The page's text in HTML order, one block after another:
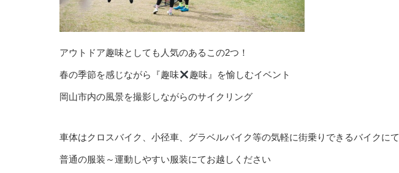
アウトドア趣味としても人気のあるこの2つ！
春の季節を感じながら『趣味 趣味』を愉しむイベント
岡山市内の風景を撮影しながらのサイクリング
車体はクロスバイク、小径車、グラベルバイク等の気軽に街乗りできるバイクにて
普通の服装～運動しやすい服装にてお越しください